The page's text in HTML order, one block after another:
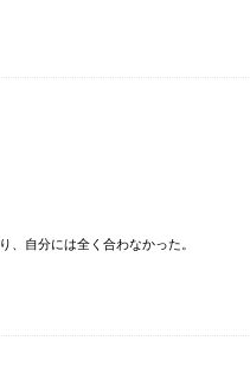
、自分には全く合わなかった。